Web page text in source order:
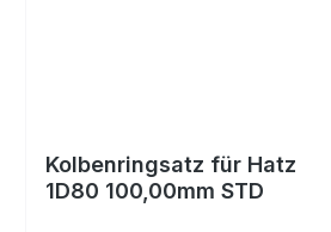
Kolbenringsatz für Hatz
1D80 100,00mm STD